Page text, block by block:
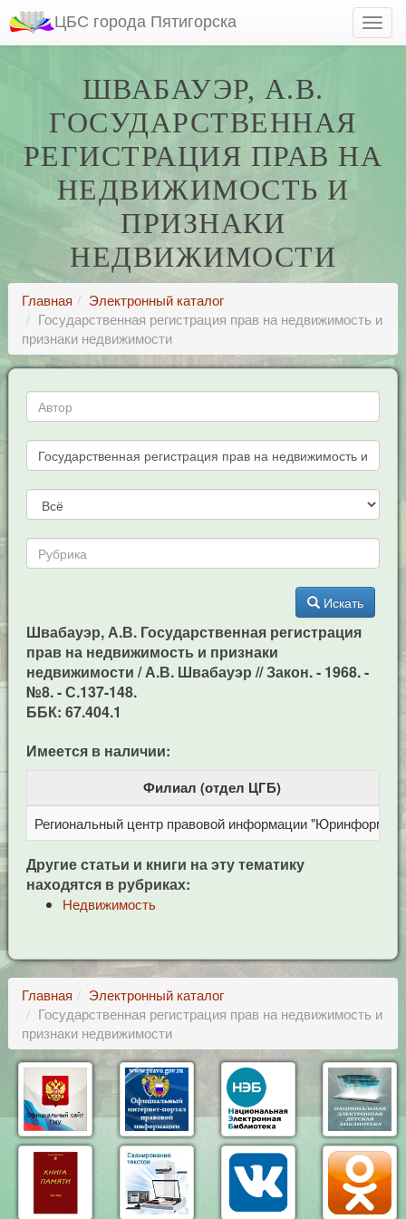
ЦБС города Пятигорска
ШВАБАУЭР, А.В.
ГОСУДАРСТВЕННАЯ
РЕГИСТРАЦИЯ ПРАВ НА
НЕДВИЖИМОСТЬ И
ПРИЗНАКИ
НЕДВИЖИМОСТИ
Главная
Электронный каталог
Государственная регистрация прав на недвижимость и
признаки недвижимости
Искать
Швабауэр, А.В. Государственная регистрация
прав на недвижимость и признаки
недвижимости / А.В. Швабауэр // Закон. - 1968. -
№8. - С.137-148.
ББК: 67.404.1
Имеется в наличии:
Филиал (отдел ЦГБ)
Региональный центр правовой информации "Юринформ"
Другие статьи и книги на эту тематику
находятся в рубриках:
Недвижимость
Главная
Электронный каталог
Государственная регистрация прав на недвижимость и
признаки недвижимости